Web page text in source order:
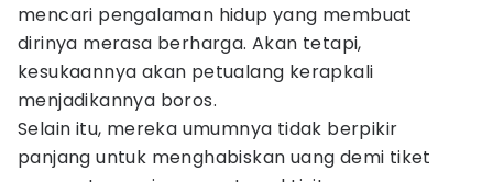
mencari pengalaman hidup yang membuat
dirinya merasa berharga. Akan tetapi,
kesukaannya akan petualang kerapkali
menjadikannya boros.
Selain itu, mereka umumnya tidak berpikir
panjang untuk menghabiskan uang demi tiket